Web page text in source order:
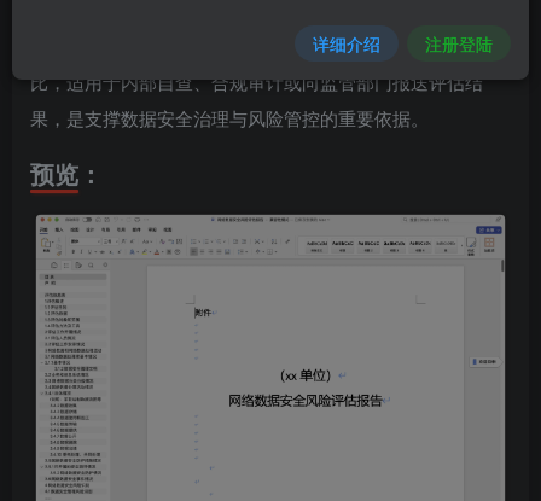
置建议等核心章节，同时提供标准化表格便于信息填报和对
比，适用于内部自查、合规审计或向监管部门报送评估结
果，是支撑数据安全治理与风险管控的重要依据。
预览：
详细介绍 注册登陆